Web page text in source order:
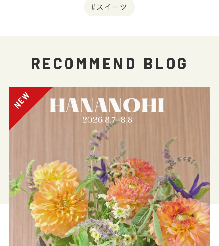
スイーツ
RECOMMEND BLOG